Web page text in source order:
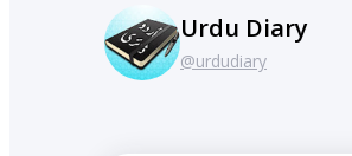
Urdu Diary
@urdudiary